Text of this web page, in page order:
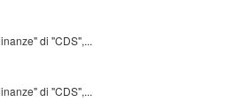
di "CDS",...
di "CDS",...